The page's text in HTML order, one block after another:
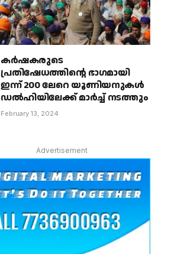
കർഷകരുടെ
പ്രതിഷേധത്തിൻ്റെ ഭാഗമായി
ഇന്ന് 200 ലേറെ യൂണിയനുകൾ
ഡൽഹിയിലേക്ക് മാർച്ച് നടത്തും
February 13, 2024
Advertisement